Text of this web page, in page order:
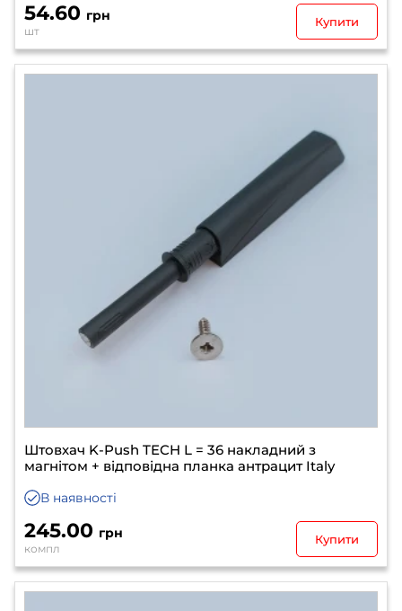
54.60 грн
шт
Купити
Штовхач K-Push TECH L = 36 накладний з
магнітом + відповідна планка антрацит Italy
В наявності
245.00 грн
компл
Купити